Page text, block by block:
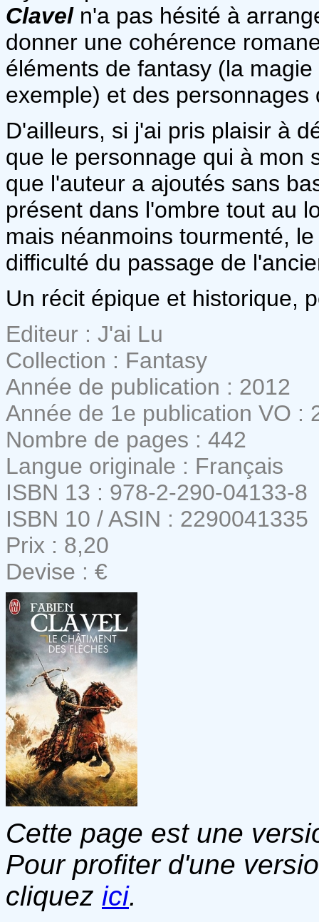
Claveln'a pas hésité à
donner une cohérence
éléments de fantasy (la
exemple) et des personnages
D'ailleurs, si j'ai pris plaisir à
que le personnage qui à mon
que l'auteur a ajoutés sans
présent dans l'ombre tout au
mais néanmoins tourmenté,
difficulté du passage de
Un récit épique et historique,
Editeur : J'ai Lu
Collection : Fantasy
Année de publication : 2012
Année de 1e publication VO :
Nombre de pages : 442
Langue originale : Français
ISBN 13 : 978-2-290-04133-8
ISBN 10 / ASIN : 2290041335
Prix : 8,20
Devise : €
Cette page est une
Pour profiter d'une
cliquez ici.